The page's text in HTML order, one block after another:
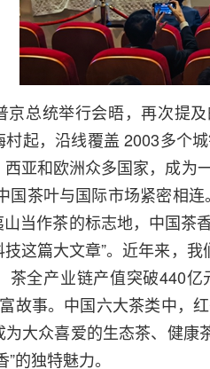
京总统举行会晤，再次提
起，沿线覆盖 2003多个
亚和欧洲众多国家，成为
国茶叶与国际市场紧密相
当作茶的标志地，中国茶
这篇大文章”。近年来，
茶全产业链产值突破440
故事。中国六大茶类中
大众喜爱的生态茶、健康
的独特魅力。